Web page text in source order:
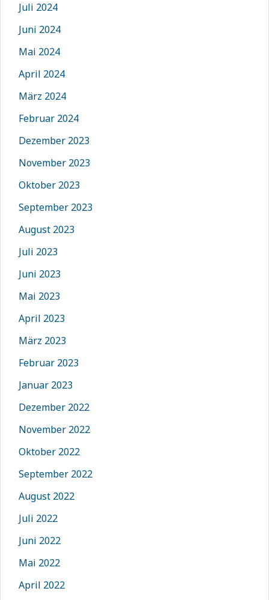
Juli 2024
Juni 2024
Mai 2024
April 2024
März 2024
Februar 2024
Dezember 2023
November 2023
Oktober 2023
September 2023
August 2023
Juli 2023
Juni 2023
Mai 2023
April 2023
März 2023
Februar 2023
Januar 2023
Dezember 2022
November 2022
Oktober 2022
September 2022
August 2022
Juli 2022
Juni 2022
Mai 2022
April 2022